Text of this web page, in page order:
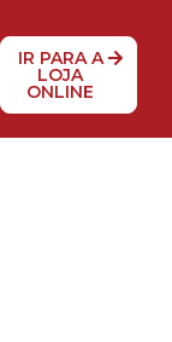
IR PARA A
LOJA
ONLINE